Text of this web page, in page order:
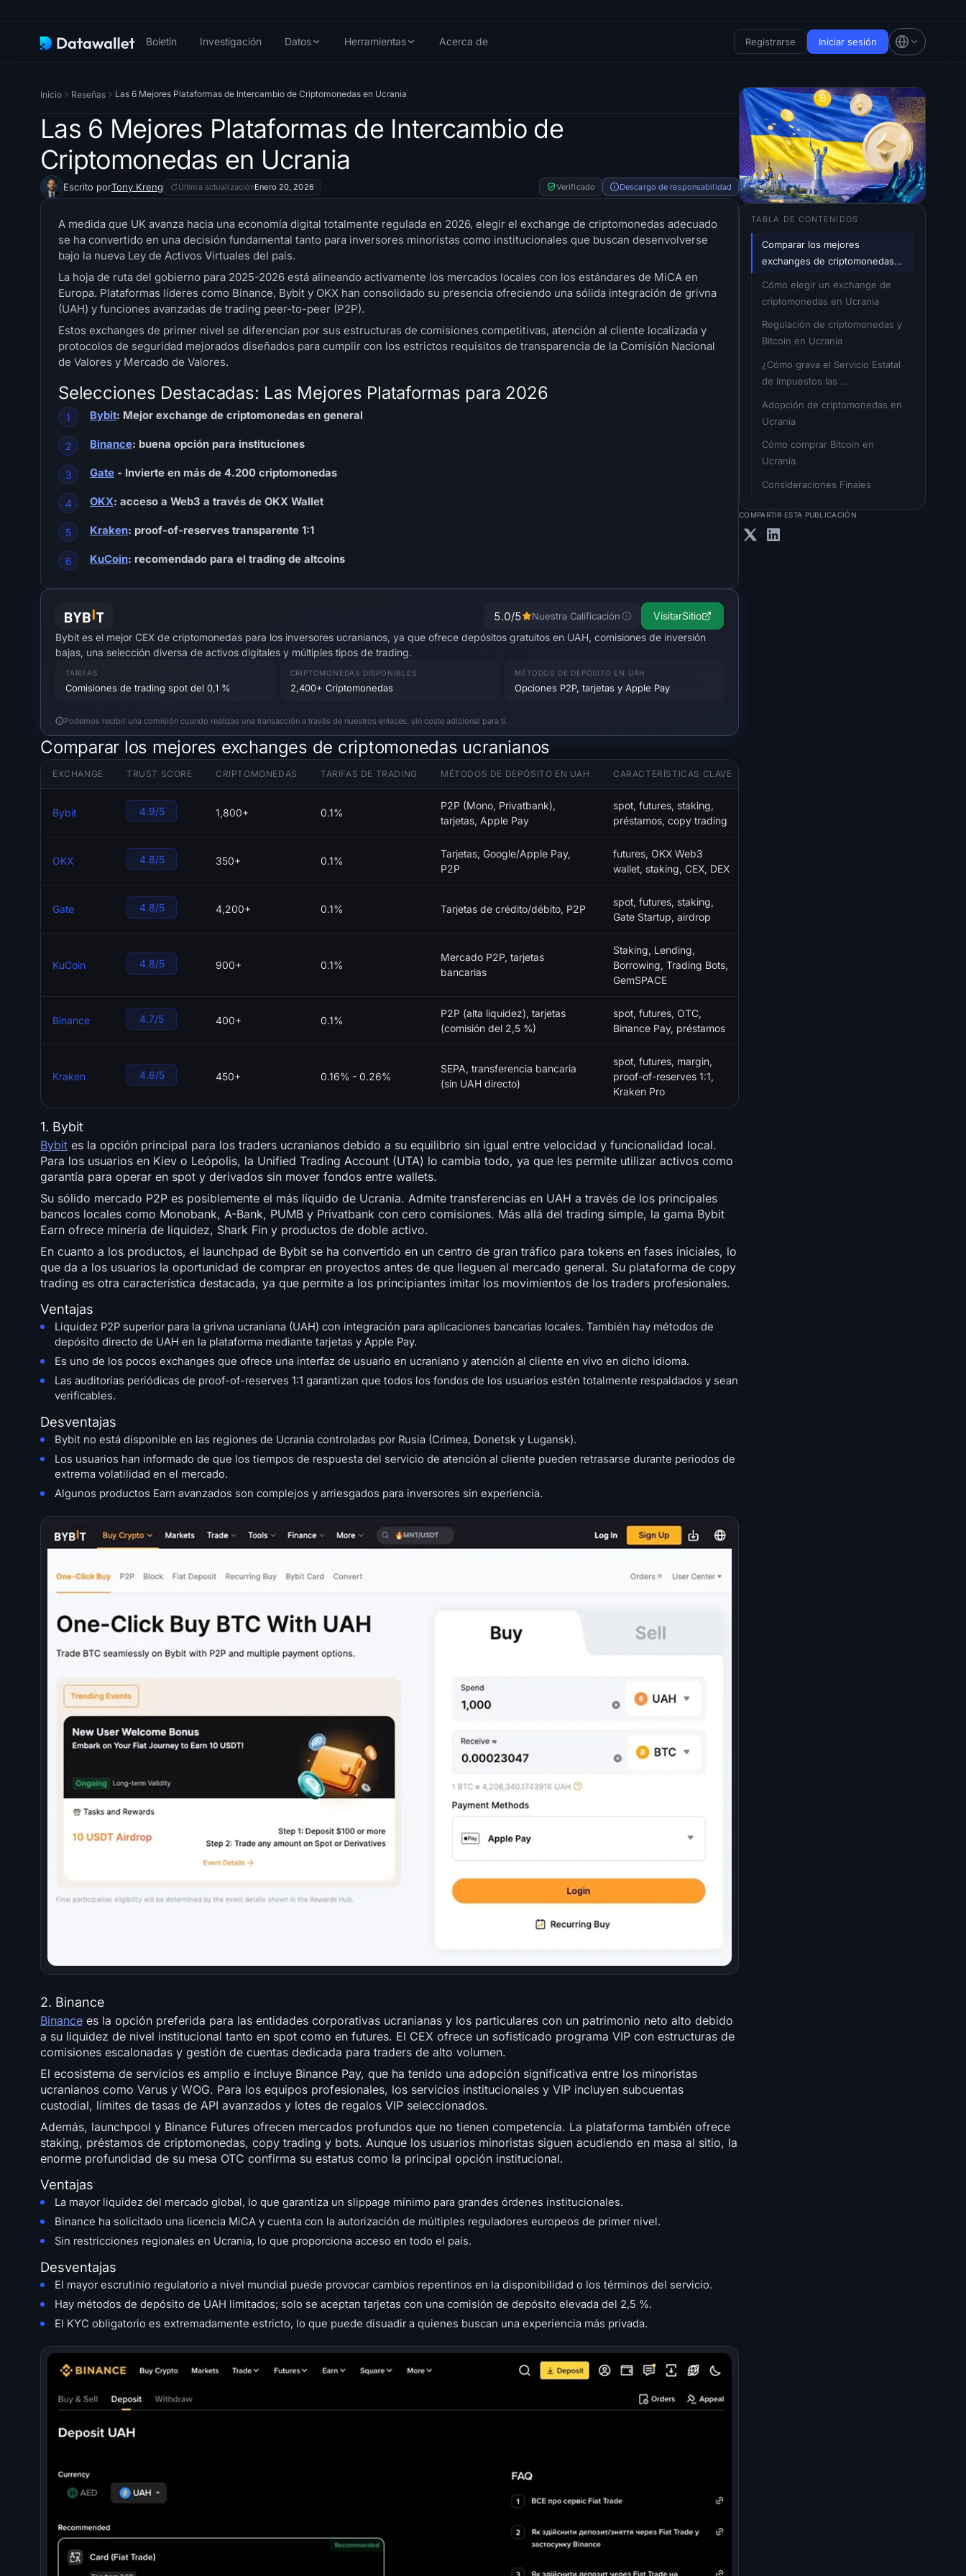
Boletín Investigación Datos Herramientas Acerca de Registrarse Iniciar sesión
Inicio Reseñas Las 6 Mejores Plataformas de Intercambio de Criptomonedas en Ucrania
Las 6 Mejores Plataformas de Intercambio de
Criptomonedas en Ucrania
Escrito porTony Kreng Última actualizaciónEnero 20, 2026 Verificado Descargo de responsabilidad
A medida que UK avanza hacia una economía digital totalmente regulada en 2026, elegir el exchange de criptomonedas adecuado
se ha convertido en una decisión fundamental tanto para inversores minoristas como institucionales que buscan desenvolverse
bajo la nueva Ley de Activos Virtuales del país.
La hoja de ruta del gobierno para 2025-2026 está alineando activamente los mercados locales con los estándares de MiCA en
Europa. Plataformas líderes como Binance, Bybit y OKX han consolidado su presencia ofreciendo una sólida integración de grivna
(UAH) y funciones avanzadas de trading peer-to-peer (P2P).
Estos exchanges de primer nivel se diferencian por sus estructuras de comisiones competitivas, atención al cliente localizada y
protocolos de seguridad mejorados diseñados para cumplir con los estrictos requisitos de transparencia de la Comisión Nacional
de Valores y Mercado de Valores.
Selecciones Destacadas: Las Mejores Plataformas para 2026
Bybit: Mejor exchange de criptomonedas en general
Binance: buena opción para instituciones
Gate - Invierte en más de 4.200 criptomonedas
OKX: acceso a Web3 a través de OKX Wallet
Kraken: proof-of-reserves transparente 1:1
KuCoin: recomendado para el trading de altcoins
5.0/5 Nuestra Calificación VisitarSitio
Bybit es el mejor CEX de criptomonedas para los inversores ucranianos, ya que ofrece depósitos gratuitos en UAH, comisiones de inversión
bajas, una selección diversa de activos digitales y múltiples tipos de trading.
TARIFAS
Comisiones de trading spot del 0,1 %
CRIPTOMONEDAS DISPONIBLES
2,400+ Criptomonedas
MÉTODOS DE DEPÓSITO EN UAH
Opciones P2P, tarjetas y Apple Pay
Podemos recibir una comisión cuando realizas una transacción a través de nuestros enlaces, sin coste adicional para ti.
Comparar los mejores exchanges de criptomonedas ucranianos
EXCHANGE TRUST SCORE CRIPTOMONEDAS TARIFAS DE TRADING MÉTODOS DE DEPÓSITO EN UAH CARACTERÍSTICAS CLAVE
Bybit 4.9/5 1,800+ 0.1%
P2P (Mono, Privatbank),
tarjetas, Apple Pay
spot, futures, staking,
préstamos, copy trading
OKX 4.8/5 350+ 0.1%
Tarjetas, Google/Apple Pay,
P2P
futures, OKX Web3
wallet, staking, CEX, DEX
Gate 4.8/5 4,200+ 0.1% Tarjetas de crédito/débito, P2P
spot, futures, staking,
Gate Startup, airdrop
KuCoin 4.8/5 900+ 0.1%
Mercado P2P, tarjetas
bancarias
Staking, Lending,
Borrowing, Trading Bots,
GemSPACE
Binance 4.7/5 400+ 0.1%
P2P (alta liquidez), tarjetas
(comisión del 2,5 %)
spot, futures, OTC,
Binance Pay, préstamos
Kraken 4.6/5 450+ 0.16% - 0.26%
SEPA, transferencia bancaria
(sin UAH directo)
spot, futures, margin,
proof-of-reserves 1:1,
Kraken Pro
1. Bybit
Bybit es la opción principal para los traders ucranianos debido a su equilibrio sin igual entre velocidad y funcionalidad local.
Para los usuarios en Kiev o Leópolis, la Unified Trading Account (UTA) lo cambia todo, ya que les permite utilizar activos como
garantía para operar en spot y derivados sin mover fondos entre wallets.
Su sólido mercado P2P es posiblemente el más líquido de Ucrania. Admite transferencias en UAH a través de los principales
bancos locales como Monobank, A-Bank, PUMB y Privatbank con cero comisiones. Más allá del trading simple, la gama Bybit
Earn ofrece minería de liquidez, Shark Fin y productos de doble activo.
En cuanto a los productos, el launchpad de Bybit se ha convertido en un centro de gran tráfico para tokens en fases iniciales, lo
que da a los usuarios la oportunidad de comprar en proyectos antes de que lleguen al mercado general. Su plataforma de copy
trading es otra característica destacada, ya que permite a los principiantes imitar los movimientos de los traders profesionales.
Ventajas
Liquidez P2P superior para la grivna ucraniana (UAH) con integración para aplicaciones bancarias locales. También hay métodos de
depósito directo de UAH en la plataforma mediante tarjetas y Apple Pay.
Es uno de los pocos exchanges que ofrece una interfaz de usuario en ucraniano y atención al cliente en vivo en dicho idioma.
Las auditorías periódicas de proof-of-reserves 1:1 garantizan que todos los fondos de los usuarios estén totalmente respaldados y sean
verificables.
Desventajas
Bybit no está disponible en las regiones de Ucrania controladas por Rusia (Crimea, Donetsk y Lugansk).
Los usuarios han informado de que los tiempos de respuesta del servicio de atención al cliente pueden retrasarse durante periodos de
extrema volatilidad en el mercado.
Algunos productos Earn avanzados son complejos y arriesgados para inversores sin experiencia.
2. Binance
Binance es la opción preferida para las entidades corporativas ucranianas y los particulares con un patrimonio neto alto debido
a su liquidez de nivel institucional tanto en spot como en futures. El CEX ofrece un sofisticado programa VIP con estructuras de
comisiones escalonadas y gestión de cuentas dedicada para traders de alto volumen.
El ecosistema de servicios es amplio e incluye Binance Pay, que ha tenido una adopción significativa entre los minoristas
ucranianos como Varus y WOG. Para los equipos profesionales, los servicios institucionales y VIP incluyen subcuentas
custodial, límites de tasas de API avanzados y lotes de regalos VIP seleccionados.
Además, launchpool y Binance Futures ofrecen mercados profundos que no tienen competencia. La plataforma también ofrece
staking, préstamos de criptomonedas, copy trading y bots. Aunque los usuarios minoristas siguen acudiendo en masa al sitio, la
enorme profundidad de su mesa OTC confirma su estatus como la principal opción institucional.
Ventajas
La mayor liquidez del mercado global, lo que garantiza un slippage mínimo para grandes órdenes institucionales.
Binance ha solicitado una licencia MiCA y cuenta con la autorización de múltiples reguladores europeos de primer nivel.
Sin restricciones regionales en Ucrania, lo que proporciona acceso en todo el país.
Desventajas
El mayor escrutinio regulatorio a nivel mundial puede provocar cambios repentinos en la disponibilidad o los términos del servicio.
Hay métodos de depósito de UAH limitados; solo se aceptan tarjetas con una comisión de depósito elevada del 2,5 %.
El KYC obligatorio es extremadamente estricto, lo que puede disuadir a quienes buscan una experiencia más privada.
TABLA DE CONTENIDOS
Comparar los mejores
exchanges de criptomonedas
Cómo elegir un exchange de
criptomonedas en Ucrania
Regulación de criptomonedas y
Bitcoin en Ucrania
¿Cómo grava el Servicio Estatal
de Impuestos las
Adopción de criptomonedas en
Ucrania
Cómo comprar Bitcoin en
Ucrania
Consideraciones Finales
COMPARTIR ESTA PUBLICACIÓN